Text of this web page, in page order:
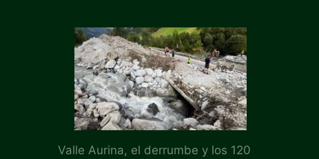
Valle Aurina, el derrumbe y los 120